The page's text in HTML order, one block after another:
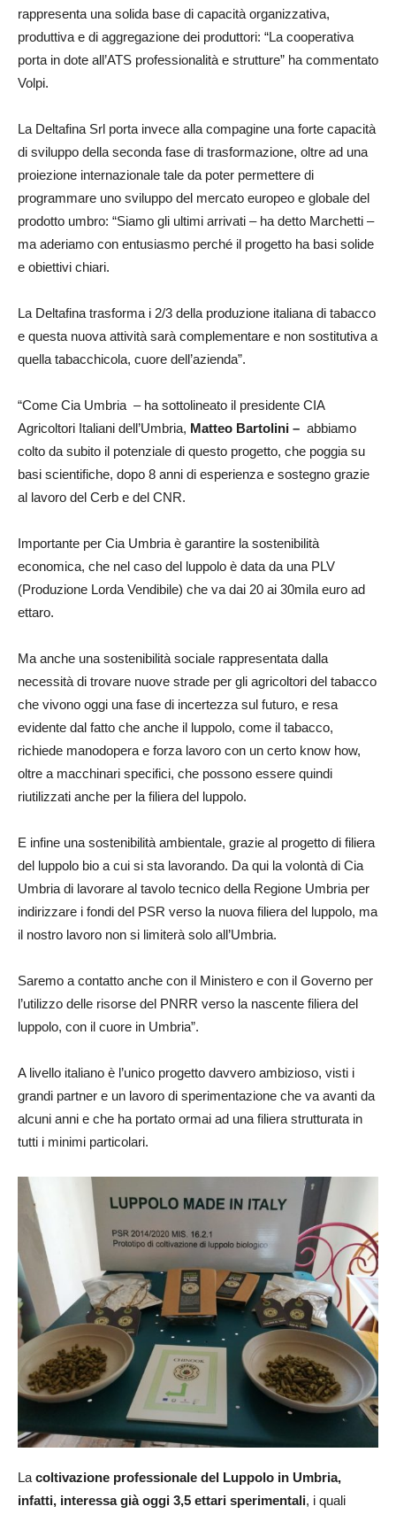
rappresenta una solida base di capacità organizzativa,
produttiva e di aggregazione dei produttori: “La cooperativa
porta in dote all’ATS professionalità e strutture” ha commentato
Volpi.
La Deltafina Srl porta invece alla compagine una forte capacità
di sviluppo della seconda fase di trasformazione, oltre ad una
proiezione internazionale tale da poter permettere di
programmare uno sviluppo del mercato europeo e globale del
prodotto umbro: “Siamo gli ultimi arrivati – ha detto Marchetti –
ma aderiamo con entusiasmo perché il progetto ha basi solide
e obiettivi chiari.
La Deltafina trasforma i 2/3 della produzione italiana di tabacco
e questa nuova attività sarà complementare e non sostitutiva a
quella tabacchicola, cuore dell’azienda”.
“Come Cia Umbria – ha sottolineato il presidente CIA
Agricoltori Italiani dell’Umbria, Matteo Bartolini – abbiamo
colto da subito il potenziale di questo progetto, che poggia su
basi scientifiche, dopo 8 anni di esperienza e sostegno grazie
al lavoro del Cerb e del CNR.
Importante per Cia Umbria è garantire la sostenibilità
economica, che nel caso del luppolo è data da una PLV
(Produzione Lorda Vendibile) che va dai 20 ai 30mila euro ad
ettaro.
Ma anche una sostenibilità sociale rappresentata dalla
necessità di trovare nuove strade per gli agricoltori del tabacco
che vivono oggi una fase di incertezza sul futuro, e resa
evidente dal fatto che anche il luppolo, come il tabacco,
richiede manodopera e forza lavoro con un certo know how,
oltre a macchinari specifici, che possono essere quindi
riutilizzati anche per la filiera del luppolo.
E infine una sostenibilità ambientale, grazie al progetto di filiera
del luppolo bio a cui si sta lavorando. Da qui la volontà di Cia
Umbria di lavorare al tavolo tecnico della Regione Umbria per
indirizzare i fondi del PSR verso la nuova filiera del luppolo, ma
il nostro lavoro non si limiterà solo all’Umbria.
Saremo a contatto anche con il Ministero e con il Governo per
l’utilizzo delle risorse del PNRR verso la nascente filiera del
luppolo, con il cuore in Umbria”.
A livello italiano è l’unico progetto davvero ambizioso, visti i
grandi partner e un lavoro di sperimentazione che va avanti da
alcuni anni e che ha portato ormai ad una filiera strutturata in
tutti i minimi particolari.
La coltivazione professionale del Luppolo in Umbria,
infatti, interessa già oggi 3,5 ettari sperimentali, i quali